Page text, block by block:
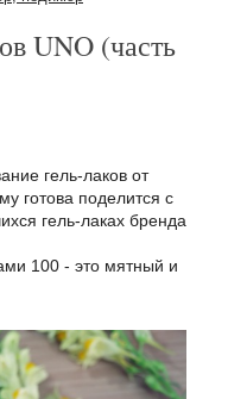
UNO (часть
гель-лаков от
готова поделится с
гель-лаках бренда
100 - это мятный и